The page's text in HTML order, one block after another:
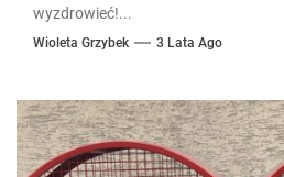
wyzdrowieć!...
Wioleta Grzybek 3 Lata Ago